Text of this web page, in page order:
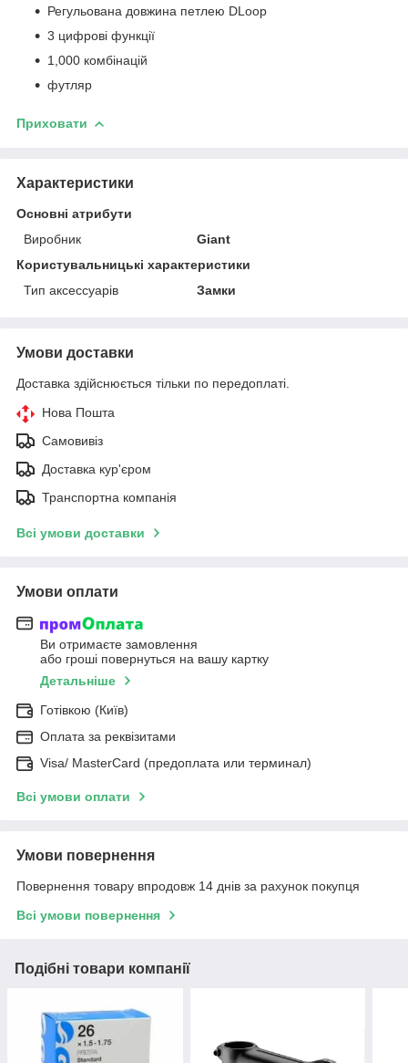
Регульована довжина петлею DLoop
3 цифрові функції
1,000 комбінацій
футляр
Приховати
Характеристики
Основні атрибути
Виробник
Giant
Користувальницькі характеристики
Тип аксессуарів
Замки
Умови доставки
Доставка здійснюється тільки по передоплаті.
Нова Пошта
Самовивіз
Доставка кур'єром
Транспортна компанія
Всі умови доставки
Умови оплати
Ви отримаєте замовлення
або гроші повернуться на вашу картку
Детальніше
Готівкою (Київ)
Оплата за реквізитами
Visa/ MasterCard (предоплата или терминал)
Всі умови оплати
Умови повернення
Повернення товару впродовж 14 днів за рахунок покупця
Всі умови повернення
Подібні товари компанії